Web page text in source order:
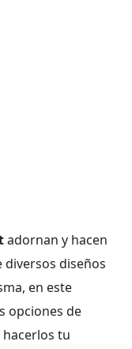
adornan y hacen
diversos diseños
en este
opciones de
tu